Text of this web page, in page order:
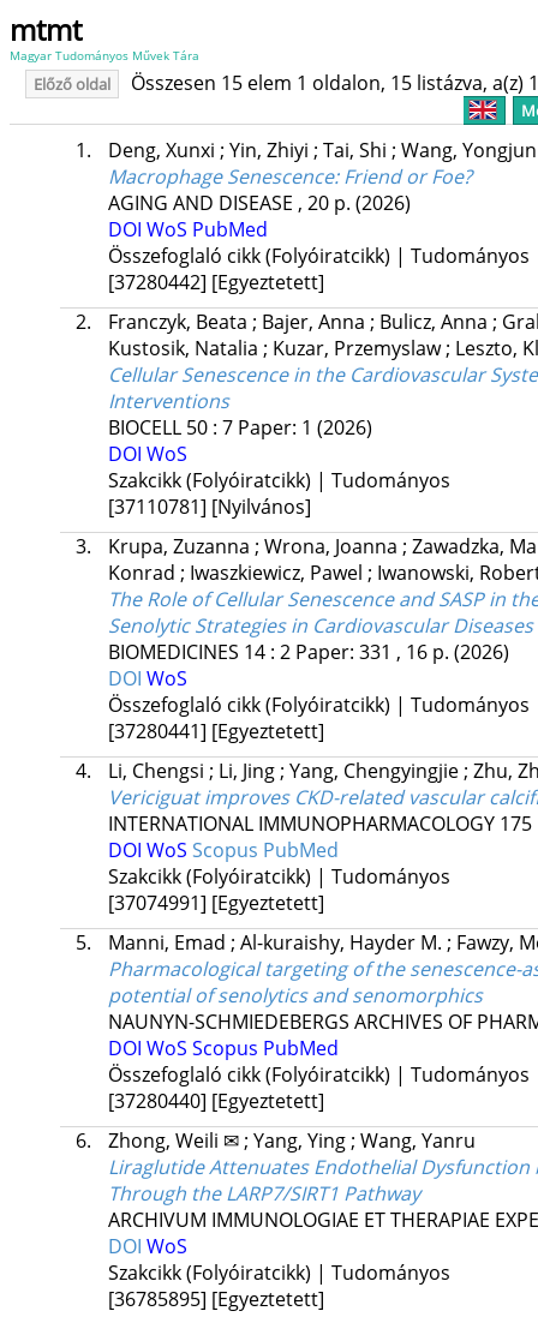
mtmt
Magyar Tudományos Művek Tára
Előző oldal Összesen 15 elem 1 oldalon, 15 listázva, a(z)
1. Deng, Xunxi ; Yin, Zhiyi ; Tai, Shi ; Wang,
Macrophage Senescence: Friend or Foe?
AGING AND DISEASE , 20 p. (2026)
DOI WoS PubMed
Összefoglaló cikk (Folyóiratcikk) | Tudományos
[37280442] [Egyeztetett]
2.
Franczyk, Beata ; Bajer, Anna ; Bulicz, Anna ;
Kustosik, Natalia ; Kuzar, Przemyslaw; Leszto,
Cellular Senescence in the Cardiovascular
Interventions
BIOCELL 50: 7 Paper: 1 (2026)
DOI WoS
Szakcikk (Folyóiratcikk) | Tudományos
[37110781] [Nyilvános]
3.
Krupa, Zuzanna ; Wrona, Joanna ; Zawadzka,
Konrad ; Iwaszkiewicz, Pawel ; Iwanowski,
The Role of Cellular Senescence and SASP in
Senolytic Strategies in Cardiovascular Diseases
BIOMEDICINES 14: 2 Paper: 331 , 16 p. (2026)
DOI WoS
Összefoglaló cikk (Folyóiratcikk) | Tudományos
[37280441] [Egyeztetett]
4.
Li, Chengsi ; Li, Jing; Yang, Chengyingjie; Zhu,
Vericiguat improves CKD-related vascular
INTERNATIONAL IMMUNOPHARMACOLOGY 175
DOI WoS Scopus PubMed
Szakcikk (Folyóiratcikk) | Tudományos
[37074991] [Egyeztetett]
5.
Manni, Emad ; Al-kuraishy, Hayder M. ; Fawzy,
Pharmacological targeting of the
potential of senolytics and senomorphics
NAUNYN-SCHMIEDEBERGS ARCHIVES OF
DOI WoS Scopus PubMed
Összefoglaló cikk (Folyóiratcikk) | Tudományos
[37280440] [Egyeztetett]
6.
Zhong, Weili ✉; Yang, Ying; Wang, Yanru
Liraglutide Attenuates Endothelial Dysfunction
Through the LARP7/SIRT1 Pathway
ARCHIVUM IMMUNOLOGIAE ET THERAPIAE
DOI WoS
Szakcikk (Folyóiratcikk) | Tudományos
[36785895] [Egyeztetett]